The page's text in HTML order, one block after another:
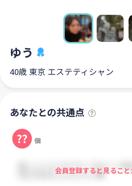
ゆう
40歳 東京 エステティシャン
あなたとの共通点
?? 個
会員登録すると見るこ